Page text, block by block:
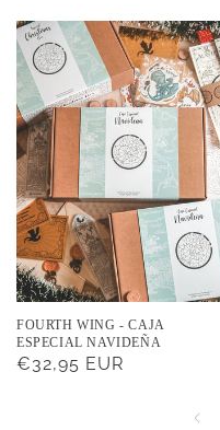
FOURTH WING - CAJA
ESPECIAL NAVIDEÑA
Precio
€32,95 EUR